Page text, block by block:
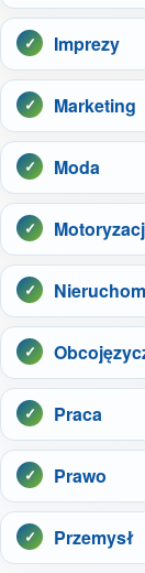
Imprezy
Marketing
Moda
Praca
Prawo
Przemysł